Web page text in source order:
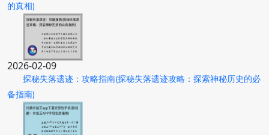
的真相)
2026-02-09
探秘失落遗迹：攻略指南(探秘失落遗迹攻略：探索神秘历史的必
备指南)